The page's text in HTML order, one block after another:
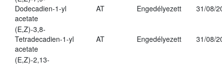
Dodecadien-1-yl
acetate
AT Engedélyezett 31/08/
(E,Z)-3,8-
Tetradecadien-1-yl
acetate
AT Engedélyezett 31/08/
(E,Z)-2,13-